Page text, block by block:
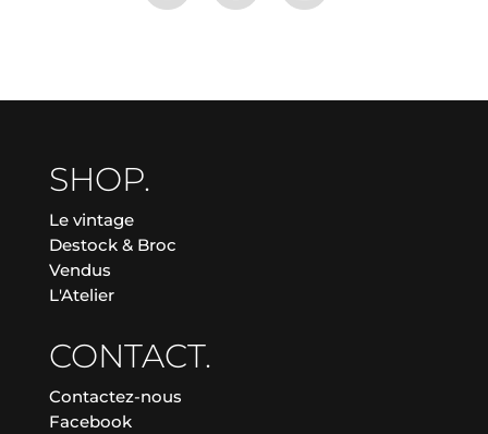
SHOP.
Le vintage
Destock & Broc
Vendus
L'Atelier
CONTACT.
Contactez-nous
Facebook